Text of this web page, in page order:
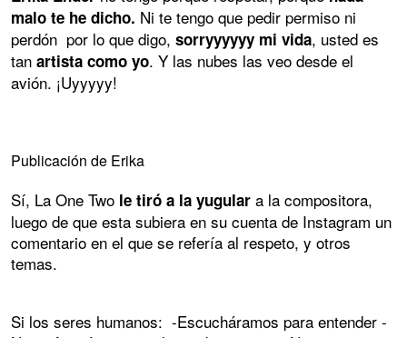
malo te he dicho. Ni te tengo que pedir permiso ni
perdón por lo que digo, sorryyyyyy mi vida, usted es
tan artista como yo. Y las nubes las veo desde el
avión. ¡Uyyyyy!
Publicación de Erika
Sí, La One Two le tiró a la yugular a la compositora,
luego de que esta subiera en su cuenta de Instagram un
comentario en el que se refería al respeto, y otros
temas.
Si los seres humanos: -Escucháramos para entender -